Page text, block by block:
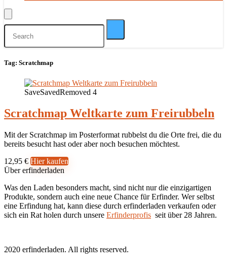
Tag: Scratchmap
SaveSavedRemoved 4
Scratchmap Weltkarte zum Freirubbeln
Mit der Scratchmap im Posterformat rubbelst du die Orte frei, die du
bereits besucht hast oder aber noch besuchen möchtest.
12,95 € Hier kaufen
Über erfinderladen
Was den Laden besonders macht, sind nicht nur die einzigartigen
Produkte, sondern auch eine neue Chance für Erfinder. Wer selbst
eine Erfindung hat, kann diese durch erfinderladen verkaufen oder
sich ein Rat holen durch unsere Erfinderprofis seit über 28 Jahren.
2020 erfinderladen. All rights reserved.